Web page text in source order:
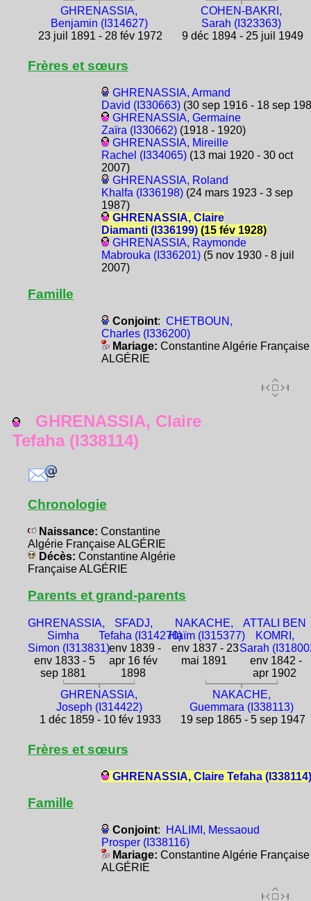
GHRENASSIA,
Benjamin (I314627)
23 juil 1891 - 28 fév 1972
COHEN-BAKRI,
Sarah (I323363)
9 déc 1894 - 25 juil 1949
Frères et sœurs
GHRENASSIA, Armand
David (I330663)(30 sep 1916 - 18 sep
GHRENASSIA, Germaine
Zaïra (I330662)(1918 - 1920)
GHRENASSIA, Mireille
Rachel (I334065)(13 mai 1920 - 30 oct
2007)
GHRENASSIA, Roland
Khalfa (I336198)(24 mars 1923 - 3 sep
1987)
GHRENASSIA, Claire
Diamanti (I336199)(15 fév 1928)
GHRENASSIA, Raymonde
Mabrouka (I336201)(5 nov 1930 - 8 juil
2007)
Famille
Conjoint: CHETBOUN,
Charles (I336200)
Mariage: Constantine Algérie Française
ALGÉRIE
GHRENASSIA, Claire
Tefaha (I338114)
Chronologie
Naissance: Constantine
Algérie Française ALGÉRIE
Décès: Constantine Algérie
Française ALGÉRIE
Parents et grand-parents
GHRENASSIA,
Simha
Simon (I313831)
env 1833 - 5
sep 1881
SFADJ,
Tefaha (I314270)
env 1839 -
apr 16 fév
1898
NAKACHE,
Haïm (I315377)
env 1837 - 23
mai 1891
ATTALI BEN
KOMRI,
Sarah
env 1842 -
apr 1902
GHRENASSIA,
Joseph (I314422)
1 déc 1859 - 10 fév 1933
NAKACHE,
Guemmara (I338113)
19 sep 1865 - 5 sep 1947
Frères et sœurs
GHRENASSIA, Claire Tefaha (I338114)
Famille
Conjoint:
HALIMI, Messaoud
Prosper (I338116)
Mariage: Constantine Algérie Française
ALGÉRIE